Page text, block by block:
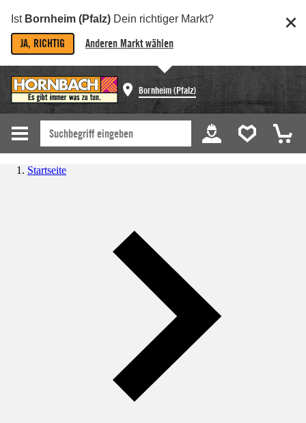
Ist Bornheim (Pfalz) Dein richtiger Markt?
JA, RICHTIG Anderen Markt wählen
Bornheim (Pfalz)
Startseite